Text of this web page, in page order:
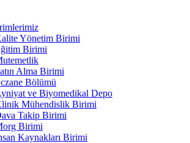
Yönetim Birimi
Birimi
Alma Birimi
Bölümü
ve Biyomedikal Depo
Mühendislik Birimi
Takip Birimi
Birimi
Kaynakları Birimi